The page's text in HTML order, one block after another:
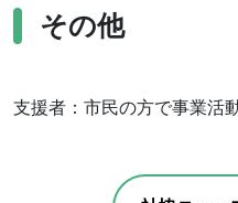
その他
支援者：市民の方で事業活